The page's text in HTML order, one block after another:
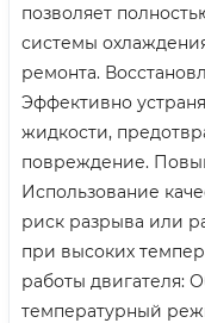
позволяет
системы
ремонта.
Эффективно
жидкости,
повреждение.
Использование
риск разрыва или
при высоких
работы двигателя:
температурный